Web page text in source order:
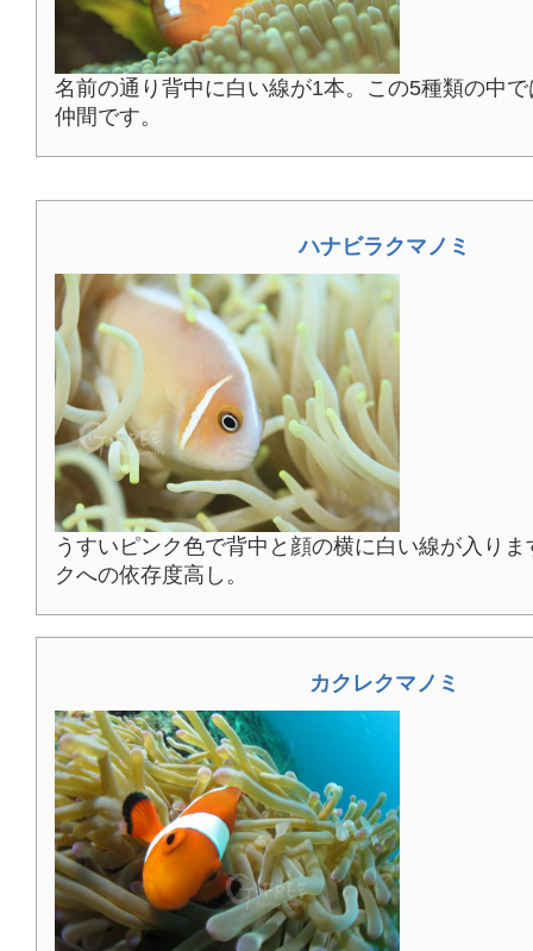
名前の通り背中に白い線が1本。この5種類の中
仲間です。
ハナビラクマノミ
うすいピンク色で背中と顔の横に白い線が入り
クへの依存度高し。
カクレクマノミ